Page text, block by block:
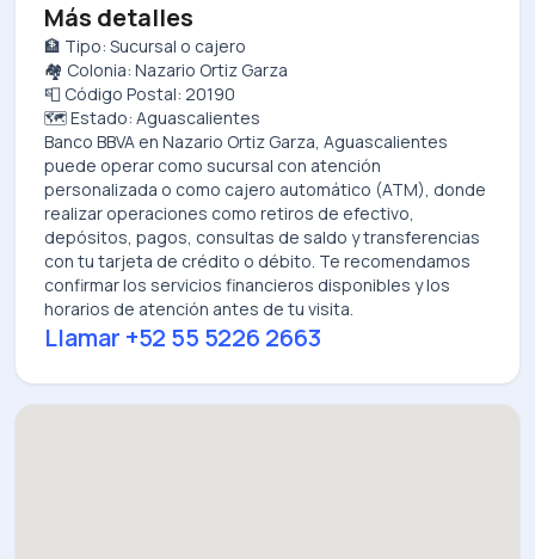
Más detalles
🏦 Tipo: Sucursal o cajero
🏘️ Colonia: Nazario Ortiz Garza
📮 Código Postal: 20190
🗺️ Estado: Aguascalientes
Banco BBVA en Nazario Ortiz Garza, Aguascalientes
puede operar como sucursal con atención
personalizada o como cajero automático (ATM), donde
realizar operaciones como retiros de efectivo,
depósitos, pagos, consultas de saldo y transferencias
con tu tarjeta de crédito o débito. Te recomendamos
confirmar los servicios financieros disponibles y los
horarios de atención antes de tu visita.
Llamar +52 55 5226 2663